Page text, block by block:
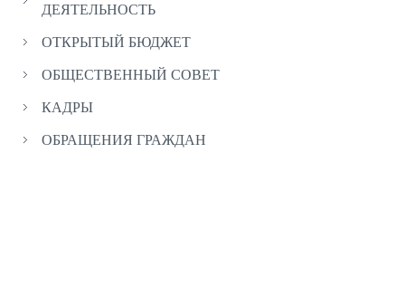
ДЕЯТЕЛЬНОСТЬ
ОТКРЫТЫЙ БЮДЖЕТ
ОБЩЕСТВЕННЫЙ СОВЕТ
КАДРЫ
ОБРАЩЕНИЯ ГРАЖДАН